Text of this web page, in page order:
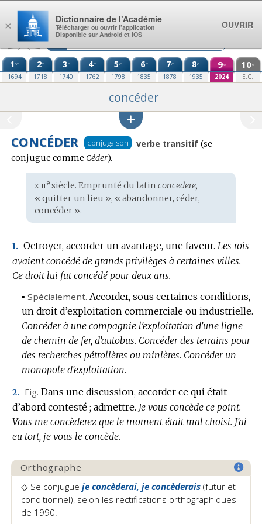
Aller au contenu
1re
1694
2e
1718
3e
1740
4e
1762
5e
1798
6e
1835
7e
1878
8e
1935
9e
2024
10e
E.C.
concéder
CONCÉDER conjugaison verbe transitif Conjugaison
(se
conjugue comme Céder).
Étymologie
:
xiiiesiècle. Emprunté du latin concedere,
« quitter un lieu », « abandonner, céder,
concéder ».
1. Octroyer, accorder un avantage, une faveur. Les rois
avaient concédé de grands privilèges à certaines villes.
Ce droit lui fut concédé pour deux ans.
▪ Spécialement. Accorder, sous certaines conditions,
un droit d’exploitation commerciale ou industrielle.
Concéder à une compagnie l’exploitation d’une ligne
de chemin de fer, d’autobus. Concéder des terrains pour
des recherches pétrolières ou minières. Concéder un
monopole d’exploitation.
2. Fig. Dans une discussion, accorder ce qui était
d’abord contesté ; admettre. Je vous concède ce point.
Vous me concèderez que le moment était mal choisi. J’ai
eu tort, je vous le concède.
Orthographe
◇ Se conjugue je concèderai, je concèderais (futur et
conditionnel), selon les rectifications orthographiques
de 1990.
×
Dictionnaire de l’Académie
Télécharger ou ouvrir l’application
Disponible sur Android et iOS
OUVRIR